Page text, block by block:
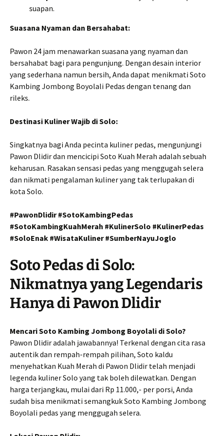
suapan.
Suasana Nyaman dan Bersahabat:
Pawon 24 jam menawarkan suasana yang nyaman dan
bersahabat bagi para pengunjung. Dengan desain interior
yang sederhana namun bersih, Anda dapat menikmati Soto
Kambing Jombong Boyolali Pedas dengan tenang dan
rileks.
Destinasi Kuliner Wajib di Solo:
Singkatnya bagi Anda pecinta kuliner pedas, mengunjungi
Pawon Dlidir dan mencicipi Soto Kuah Merah adalah sebuah
keharusan. Rasakan sensasi pedas yang menggugah selera
dan nikmati pengalaman kuliner yang tak terlupakan di
kota Solo.
#PawonDlidir #SotoKambingPedas
#SotoKambingKuahMerah #KulinerSolo #KulinerPedas
#SoloEnak #WisataKuliner #SumberNayuJoglo
Soto Pedas di Solo:
Nikmatnya yang Legendaris
Hanya di Pawon Dlidir
Mencari Soto Kambing Jombong Boyolali di Solo?
Pawon Dlidir adalah jawabannya! Terkenal dengan cita rasa
autentik dan rempah-rempah pilihan, Soto kaldu
menyehatkan Kuah Merah di Pawon Dlidir telah menjadi
legenda kuliner Solo yang tak boleh dilewatkan. Dengan
harga terjangkau, mulai dari Rp 11.000,- per porsi, Anda
sudah bisa menikmati semangkuk Soto Kambing Jombong
Boyolali pedas yang menggugah selera.